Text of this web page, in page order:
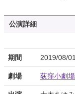
公演詳細
期間 2019/08/
劇場 荻窪小劇場